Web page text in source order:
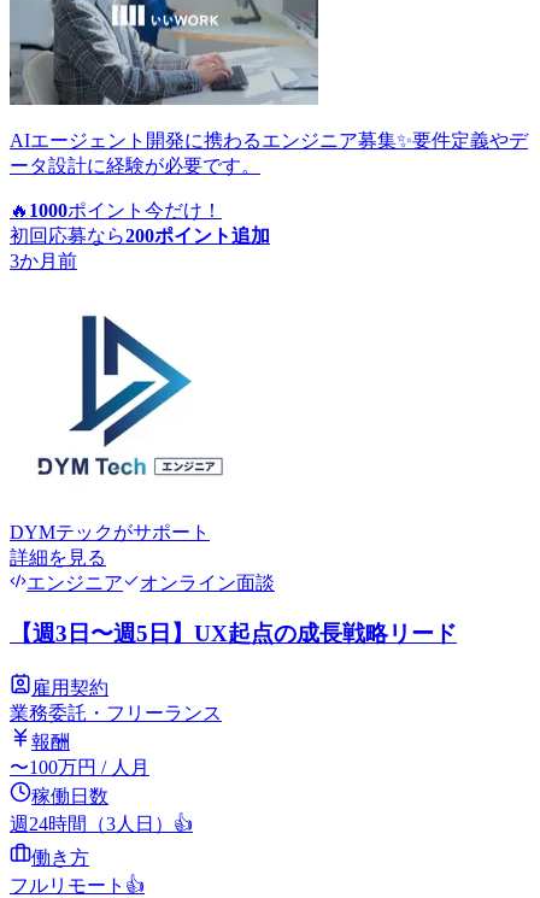
AIエージェント開発に携わるエンジニア募集✨要件定義やデ
ータ設計に経験が必要です。
🔥 1000ポイント 今だけ！
初回応募なら200ポイント追加
3か月前
DYMテックがサポート
詳細を見る
エンジニア
オンライン面談
【週3日〜週5日】UX起点の成長戦略リード
雇用契約
業務委託・フリーランス
報酬
〜100万円 / 人月
稼働日数
週24時間（3人日） 👍
働き方
フルリモート 👍